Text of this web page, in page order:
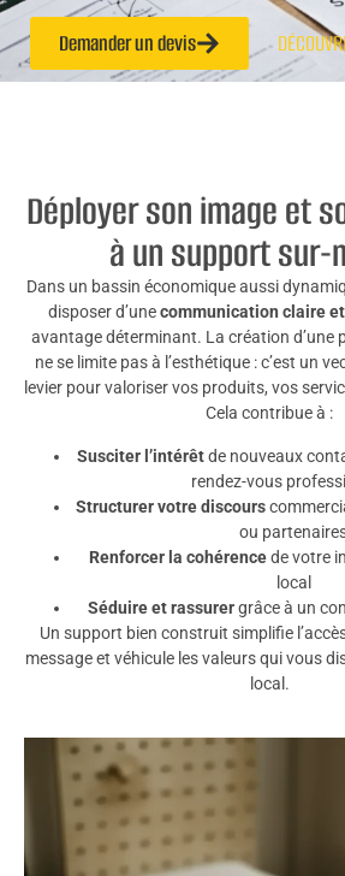
Demander un devis
Déployer son image et
à un support sur-
Dans un bassin économique aussi
disposer d’unecommunication claire
avantage déterminant. La création d’une
ne se limite pas à l’esthétique : c’est un
levier pour valoriser vos produits, vos
Cela contribue à :
Susciter l’intérêtde nouveaux
rendez-vous
Structurer votre discours
ou
Renforcer la cohérencede votre
local
Séduire et rassurergrâce à un
Un support bien construit simplifie
message et véhicule les valeurs qui vous
local.